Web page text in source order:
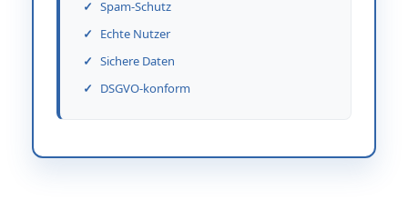
Spam-Schutz
Echte Nutzer
Sichere Daten
DSGVO-konform